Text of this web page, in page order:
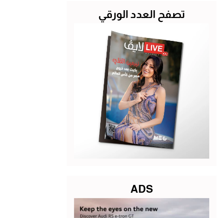
تصفح العدد الورقي
ADS